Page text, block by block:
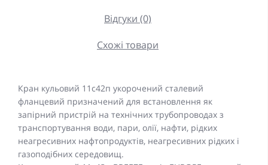
Відгуки (0)
Схожі товари
Кран кульовий 11c42п укорочений сталевий
фланцевий призначений для встановлення як
запірний пристрій на технічних трубопроводах з
транспортування води, пари, олії, нафти, рідких
неагресивних нафтопродуктів, неагресивних рідких і
газоподібних середовищ.